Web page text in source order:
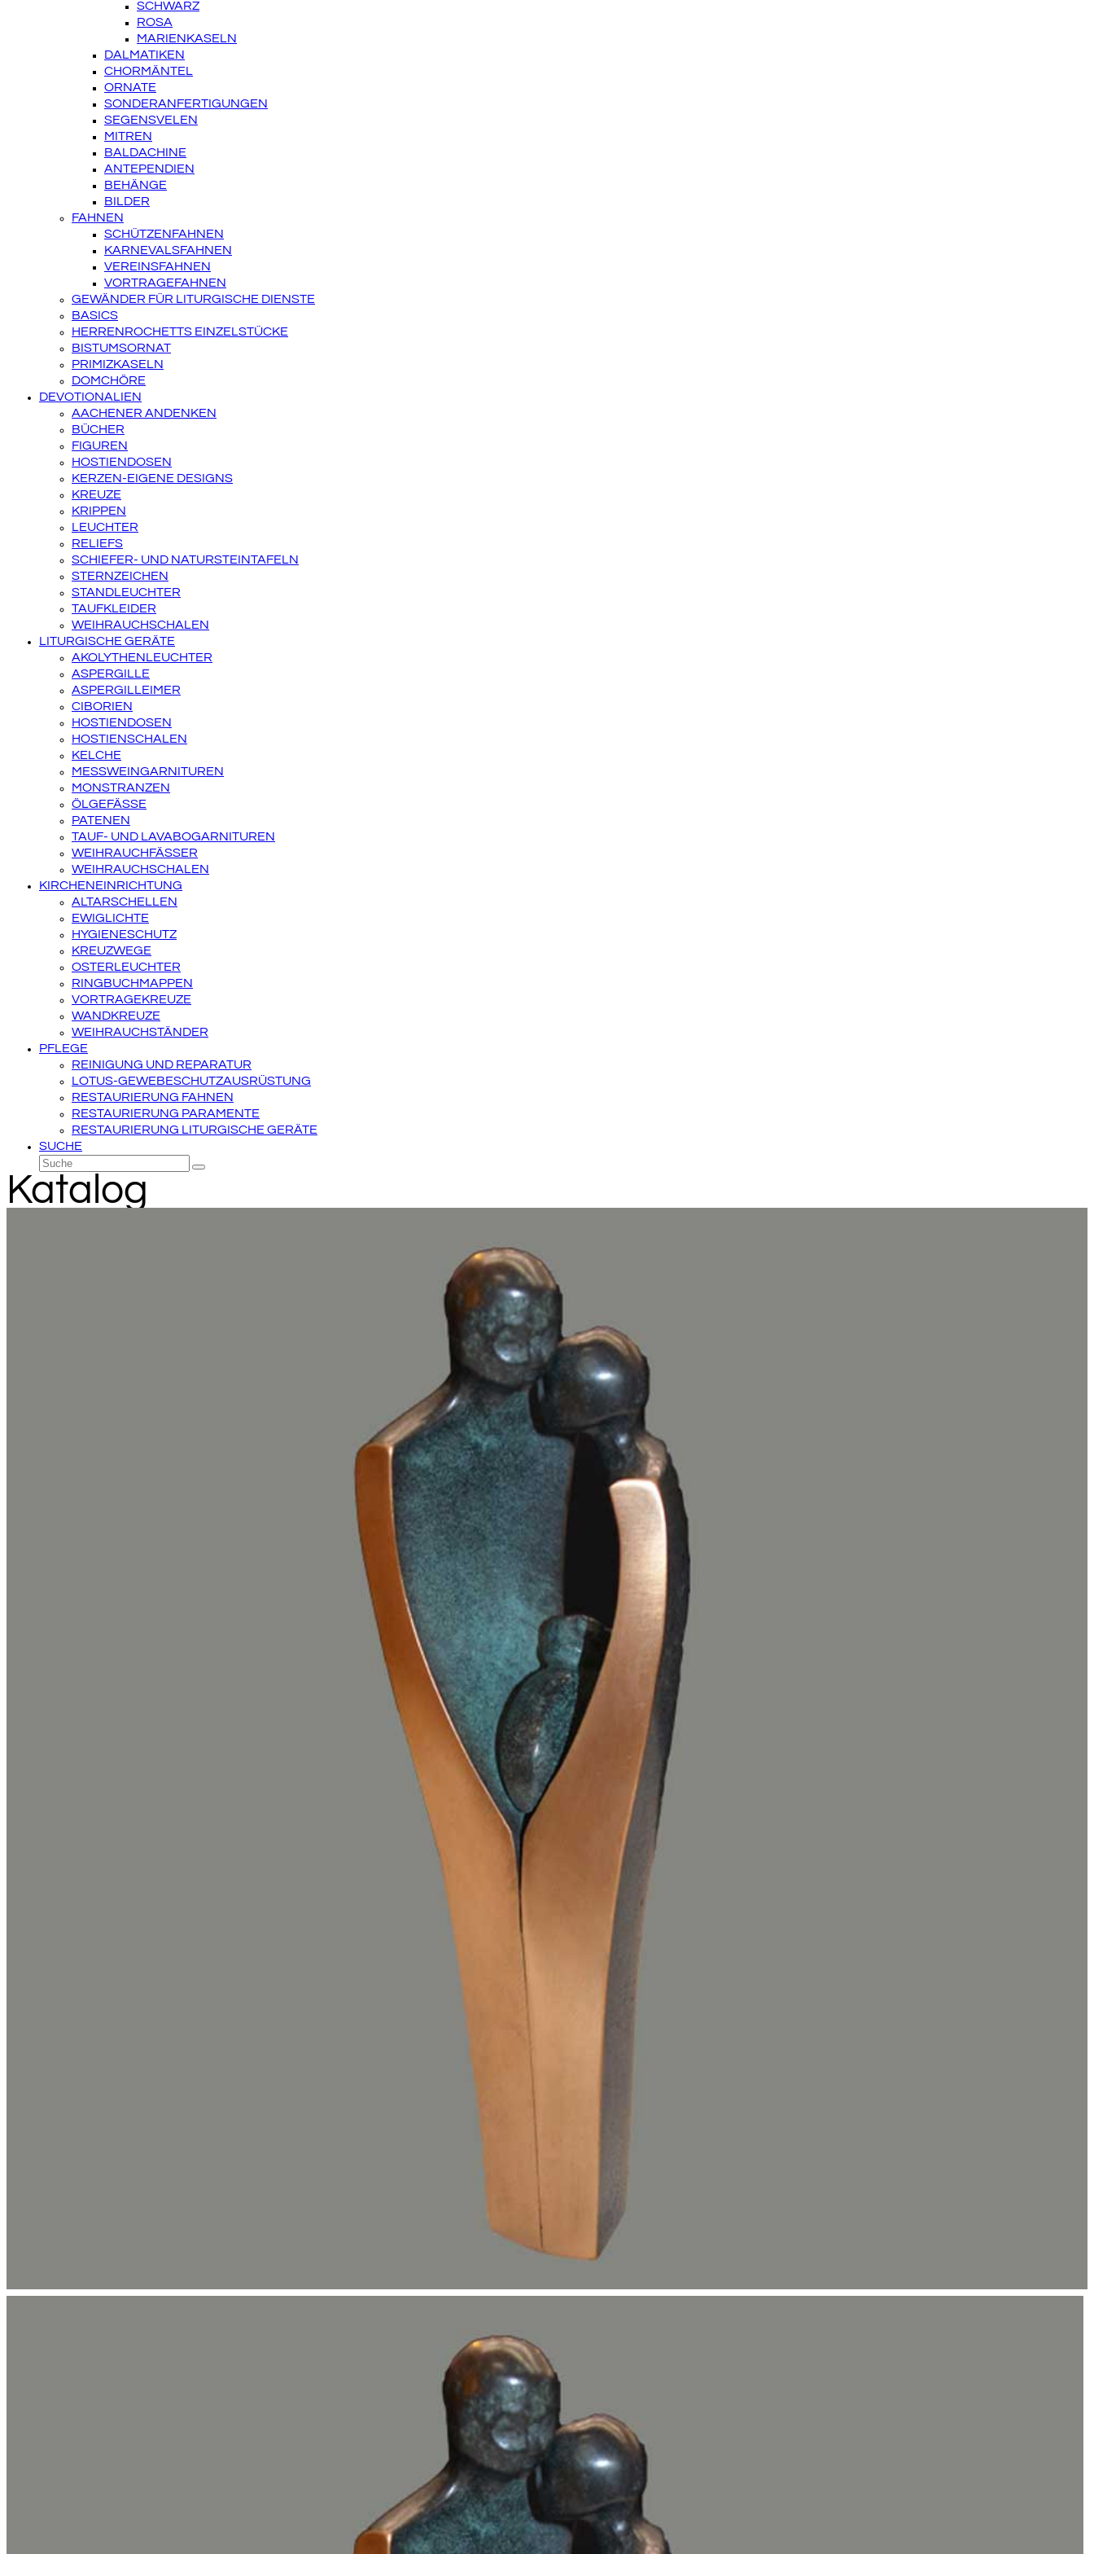
SCHWARZ
ROSA
MARIENKASELN
DALMATIKEN
CHORMÄNTEL
ORNATE
SONDERANFERTIGUNGEN
SEGENSVELEN
MITREN
BALDACHINE
ANTEPENDIEN
BEHÄNGE
BILDER
FAHNEN
SCHÜTZENFAHNEN
KARNEVALSFAHNEN
VEREINSFAHNEN
VORTRAGEFAHNEN
GEWÄNDER FÜR LITURGISCHE DIENSTE
BASICS
HERRENROCHETTS EINZELSTÜCKE
BISTUMSORNAT
PRIMIZKASELN
DOMCHÖRE
DEVOTIONALIEN
AACHENER ANDENKEN
BÜCHER
FIGUREN
HOSTIENDOSEN
KERZEN-EIGENE DESIGNS
KREUZE
KRIPPEN
LEUCHTER
RELIEFS
SCHIEFER- UND NATURSTEINTAFELN
STERNZEICHEN
STANDLEUCHTER
TAUFKLEIDER
WEIHRAUCHSCHALEN
LITURGISCHE GERÄTE
AKOLYTHENLEUCHTER
ASPERGILLE
ASPERGILLEIMER
CIBORIEN
HOSTIENDOSEN
HOSTIENSCHALEN
KELCHE
MESSWEINGARNITUREN
MONSTRANZEN
ÖLGEFÄSSE
PATENEN
TAUF- UND LAVABOGARNITUREN
WEIHRAUCHFÄSSER
WEIHRAUCHSCHALEN
KIRCHENEINRICHTUNG
ALTARSCHELLEN
EWIGLICHTE
HYGIENESCHUTZ
KREUZWEGE
OSTERLEUCHTER
RINGBUCHMAPPEN
VORTRAGEKREUZE
WANDKREUZE
WEIHRAUCHSTÄNDER
PFLEGE
REINIGUNG UND REPARATUR
LOTUS-GEWEBESCHUTZAUSRÜSTUNG
RESTAURIERUNG FAHNEN
RESTAURIERUNG PARAMENTE
RESTAURIERUNG LITURGISCHE GERÄTE
SUCHE
Suche
Senden
Katalog